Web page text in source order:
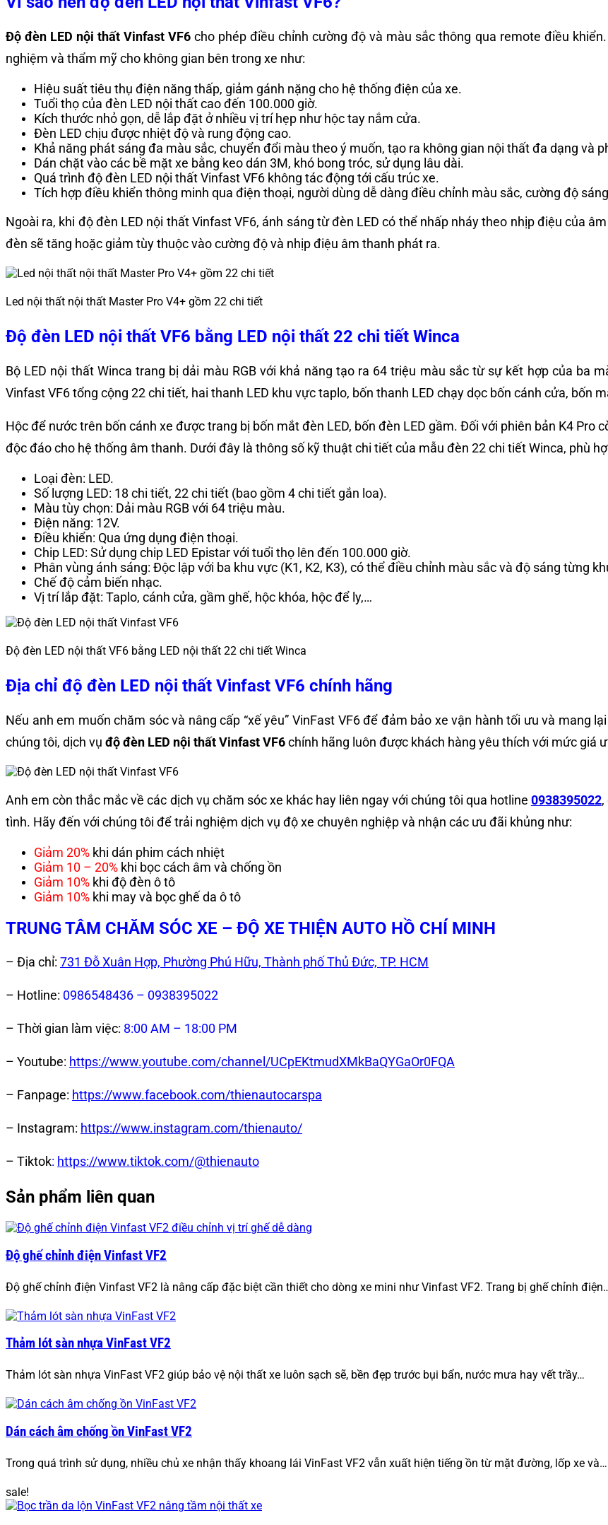
Độ đèn LED nội thất Vinfast VF6 cho phép điều chỉnh cường độ và màu sắc thông qua remote điều
nghiệm và thẩm mỹ cho không gian bên trong xe như:
Hiệu suất tiêu thụ điện năng thấp, giảm gánh nặng cho hệ thống điện của xe.
Tuổi thọ của đèn LED nội thất cao đến 100.000 giờ.
Kích thước nhỏ gọn, dễ lắp đặt ở nhiều vị trí hẹp như hộc tay nắm cửa.
Đèn LED chịu được nhiệt độ và rung động cao.
Khả năng phát sáng đa màu sắc, chuyển đổi màu theo ý muốn, tạo ra không gian nội thất đa dạng và
Dán chặt vào các bề mặt xe bằng keo dán 3M, khó bong tróc, sử dụng lâu dài.
Quá trình độ đèn LED nội thất Vinfast VF6 không tác động tới cấu trúc xe.
Tích hợp điều khiển thông minh qua điện thoại, người dùng dễ dàng điều chỉnh màu sắc, cường độ
Ngoài ra, khi độ đèn LED nội thất Vinfast VF6, ánh sáng từ đèn LED có thể nhấp nháy theo nhịp điệu của
đèn sẽ tăng hoặc giảm tùy thuộc vào cường độ và nhịp điệu âm thanh phát ra.
Led nội thất nội thất Master Pro V4+ gồm 22 chi tiết
Độ đèn LED nội thất VF6 bằng LED nội thất 22 chi tiết Winca
Bộ LED nội thất Winca trang bị dải màu RGB với khả năng tạo ra 64 triệu màu sắc từ sự kết hợp của ba
Vinfast VF6 tổng cộng 22 chi tiết, hai thanh LED khu vực taplo, bốn thanh LED chạy dọc bốn cánh cửa, bốn
Hộc để nước trên bốn cánh xe được trang bị bốn mắt đèn LED, bốn đèn LED gầm. Đối với phiên bản K4 Pro
độc đáo cho hệ thống âm thanh. Dưới đây là thông số kỹ thuật chi tiết của mẫu đèn 22 chi tiết Winca, phù
Loại đèn: LED.
Số lượng LED: 18 chi tiết, 22 chi tiết (bao gồm 4 chi tiết gắn loa).
Màu tùy chọn: Dải màu RGB với 64 triệu màu.
Điện năng: 12V.
Điều khiển: Qua ứng dụng điện thoại.
Chip LED: Sử dụng chip LED Epistar với tuổi thọ lên đến 100.000 giờ.
Phân vùng ánh sáng: Độc lập với ba khu vực (K1, K2, K3), có thể điều chỉnh màu sắc và độ sáng từng
Chế độ cảm biến nhạc.
Vị trí lắp đặt: Taplo, cánh cửa, gầm ghế, hộc khóa, hộc để ly,…
Độ đèn LED nội thất VF6 bằng LED nội thất 22 chi tiết Winca
Địa chỉ độ đèn LED nội thất Vinfast VF6 chính hãng
Nếu anh em muốn chăm sóc và nâng cấp “xế yêu” VinFast VF6 để đảm bảo xe vận hành tối ưu và mang
chúng tôi, dịch vụ độ đèn LED nội thất Vinfast VF6chính hãng luôn được khách hàng yêu thích với mức giá
Anh em còn thắc mắc về các dịch vụ chăm sóc xe khác hay liên ngay với chúng tôi qua hotline 0938395022,
tình. Hãy đến với chúng tôi để trải nghiệm dịch vụ độ xe chuyên nghiệp và nhận các ưu đãi khủng như:
Giảm 20% khi dán phim cách nhiệt
Giảm 10 – 20% khi bọc cách âm và chống ồn
Giảm 10% khi độ đèn ô tô
Giảm 10% khi may và bọc ghế da ô tô
TRUNG TÂM CHĂM SÓC XE – ĐỘ XE THIỆN AUTO HỒ CHÍ MINH
– Địa chỉ: 731 Đỗ Xuân Hợp, Phường Phú Hữu, Thành phố Thủ Đức, TP. HCM
– Hotline: 0986548436 – 0938395022
– Thời gian làm việc: 8:00 AM – 18:00 PM
– Youtube: https://www.youtube.com/channel/UCpEKtmudXMkBaQYGaOr0FQA
– Fanpage: https://www.facebook.com/thienautocarspa
– Instagram: https://www.instagram.com/thienauto/
– Tiktok: https://www.tiktok.com/@thienauto
Sản phẩm liên quan
Độ ghế chỉnh điện Vinfast VF2
Độ ghế chỉnh điện Vinfast VF2 là nâng cấp đặc biệt cần thiết cho dòng xe mini như Vinfast VF2. Trang bị ghế chỉnh
Thảm lót sàn nhựa VinFast VF2
Thảm lót sàn nhựa VinFast VF2 giúp bảo vệ nội thất xe luôn sạch sẽ, bền đẹp trước bụi bẩn, nước mưa hay vết trầy…
Dán cách âm chống ồn VinFast VF2
Trong quá trình sử dụng, nhiều chủ xe nhận thấy khoang lái VinFast VF2 vẫn xuất hiện tiếng ồn từ mặt đường, lốp xe và…
sale!